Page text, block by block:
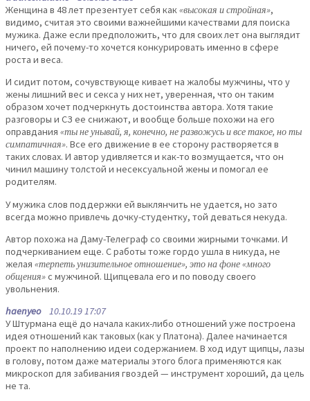
Женщина в 48 лет презентует себя как«высокая и стройная»,
видимо, считая это своими важнейшими качествами для поиска
мужика. Даже если предположить, что для своих лет она выглядит
ничего, ей почему-то хочется конкурировать именно в сфере
роста и веса.
И сидит потом, сочувствующе кивает на жалобы мужчины, что у
жены лишний вес и секса у них нет, уверенная, что он таким
образом хочет подчеркнуть достоинства автора. Хотя такие
разговоры и СЗ ее снижают, и вообще больше похожи на его
оправдания «ты не унывай, я, конечно, не развожусь и все такое, но ты
симпатичная». Все его движение в ее сторону растворяется в
таких словах. И автор удивляется и как-то возмущается, что он
чинил машину толстой и несексуальной жены и помогал ее
родителям.
У мужика слов поддержки ей выклянчить не удается, но зато
всегда можно привлечь дочку-студентку, той деваться некуда.
Автор похожа на Даму-Телеграф со своими жирными точками. И
подчеркиванием еще. С работы тоже гордо ушла в никуда, не
желая «терпеть унизительное отношение», это на фоне «много
общения»с мужчиной. Щипцевала его и по поводу своего
увольнения.
haenyeo10.10.19 17:07
У Штурмана ещё до начала каких-либо отношений уже построена
идея отношений как таковых (как у Платона). Далее начинается
проект по наполнению идеи содержанием. В ход идут щипцы, лазы
в голову, потом даже материалы этого блога применяются как
микроскоп для забивания гвоздей — инструмент хороший, да цель
не та.